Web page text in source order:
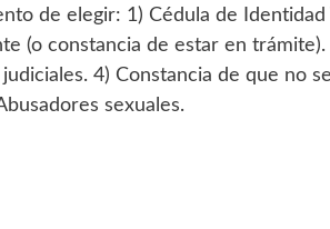
de elegir: 1) Cédula de
(o constancia de estar en
4) Constancia de que no
sexuales.